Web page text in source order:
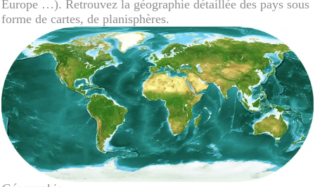
Europe …). Retrouvez la géographie détaillée des pays sous
forme de cartes, de planisphères.